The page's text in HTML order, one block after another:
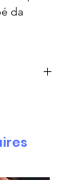
da